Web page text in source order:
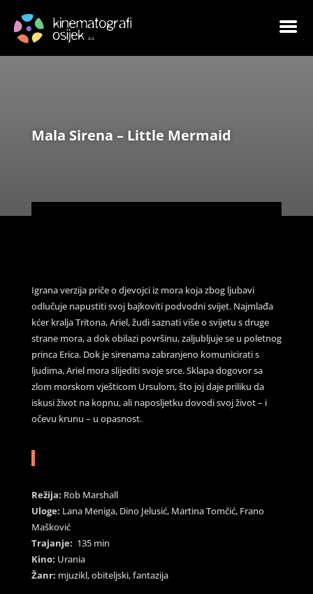
Mala Sirena – Little Mermaid
Igrana verzija priče o djevojci iz mora koja zbog ljubavi
odlučuje napustiti svoj bajkoviti podvodni svijet. Najmlađa
kćer kralja Tritona, Ariel, žudi saznati više o svijetu s druge
strane mora, a dok obilazi površinu, zaljubljuje se u poletnog
princa Erica. Dok je sirenama zabranjeno komunicirati s
ljudima, Ariel mora slijediti svoje srce. Sklapa dogovor sa
zlom morskom vješticom Ursulom, što joj daje priliku da
iskusi život na kopnu, ali naposljetku dovodi svoj život – i
očevu krunu – u opasnost.
Režija: Rob Marshall
Uloge: Lana Meniga, Dino Jelusić, Martina Tomčić, Frano
Mašković
Trajanje: 135 min
Kino: Urania
Žanr: mjuzikl, obiteljski, fantazija